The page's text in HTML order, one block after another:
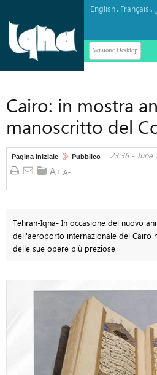
English. Français.
Versione Desktop
Cairo: in mostra
manoscritto del
Pagina iniziale Pubblico 23:36 - June
Tehran-Iqna- In occasione del nuovo
dell'aeroporto internazionale del Cairo
delle sue opere più preziose